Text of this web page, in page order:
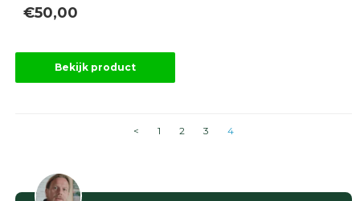
Onlinebestrating.nl
9.1
gebaseerd
op
€50,00
Bekijk product
< 1 2 3 4